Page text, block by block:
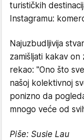
turističkih
Instagramu:
Najuzbudljivija
zamišljati kakav on
rekao: "Ono što
našoj kolektivnoj
ponizno da
mnogo veće od
Piše: Susie Lau